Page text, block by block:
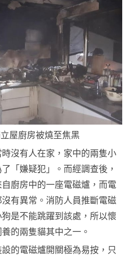
屋廚房被燒至焦黑
沒有人在家，家中的兩隻小
「嫌疑犯」。而經調查後，
廚房中的一座電磁爐，而電
有異常。消防人員推斷電磁
是不能跳躍到該處，所以懷
的兩隻貓其中之一。
的電磁爐開關極為易按，只